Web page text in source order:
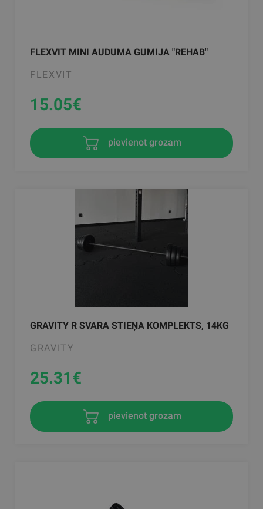
FLEXVIT MINI AUDUMA GUMIJA "REHAB"
FLEXVIT
15.05€
pievienot grozam
GRAVITY R SVARA STIEŅA KOMPLEKTS, 14KG
GRAVITY
25.31€
pievienot grozam